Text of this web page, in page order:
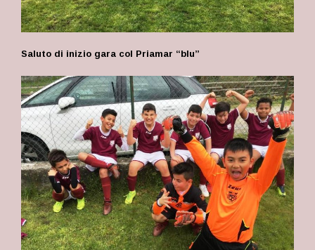
Saluto di inizio gara col Priamar “blu”